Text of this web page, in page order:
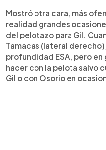
Mostró otra cara, más
realidad grandes
del pelotazo para Gil.
Tamacas (lateral
profundidad ESA, pero
hacer con la pelota salvo
Gil o con Osorio en